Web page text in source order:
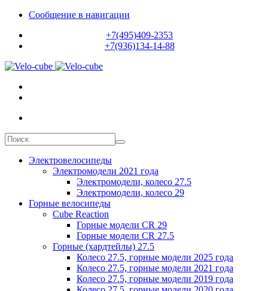
Сообщение в навигации
+7(495)409-2353
+7(936)134-14-88
Электровелосипеды
Электромодели 2021 года
Электромодели, колесо 27.5
Электромодели, колесо 29
Горные велосипеды
Cube Reaction
Горные модели CR 29
Горные модели CR 27.5
Горные (хардтейлы) 27.5
Колесо 27.5, горные модели 2025 года
Колесо 27.5, горные модели 2021 года
Колесо 27.5, горные модели 2019 года